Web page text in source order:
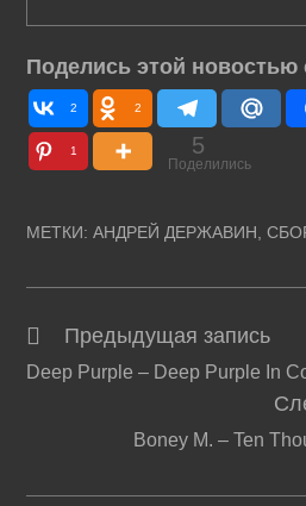
Поделись этой новостью
2 2
1 5
Поделились
МЕТКИ:АНДРЕЙ ДЕРЖАВИН,
Читать
далее
Предыдущая запись
Deep Purple – Deep Purple In
Boney M. – Ten